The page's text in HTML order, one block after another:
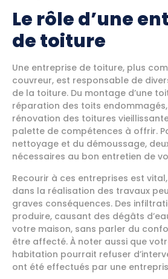
Le rôle d’une
de toiture
Une entreprise de toiture, plus
couvreur, est responsable de
de la toiture. Du montage d’une
réparation des toits
rénovation des toitures
palette de compétences à offrir.
nettoyage et du démoussage,
nécessaires au bon entretien de
Recourir à ces entreprises est
dans la réalisation des travaux
graves conséquences. Des
produire, causant des dégâts
votre maison, sans parler du
être affecté. À noter aussi que
habitation pourrait refuser
ont été effectués par une